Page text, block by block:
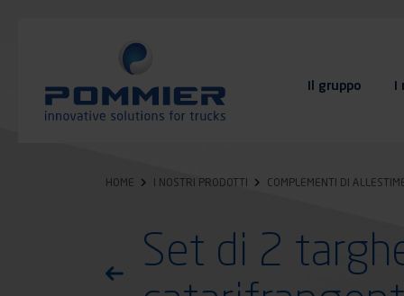
Il gruppo I
HOME I NOSTRI PRODOTTI COMPLEMENTI DI
Torna all'elenco dei prodotti
Set di 2